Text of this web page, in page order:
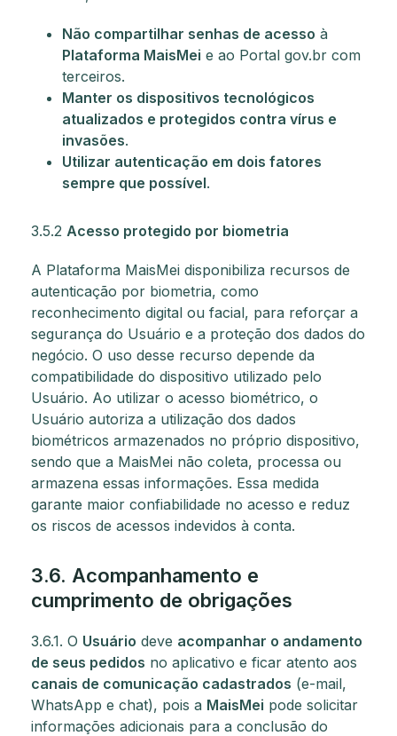
Não compartilhar senhas de acesso à
Plataforma MaisMei e ao Portal gov.br com
terceiros.
Manter os dispositivos tecnológicos
atualizados e protegidos contra vírus e
invasões.
Utilizar autenticação em dois fatores
sempre que possível.
3.5.2 Acesso protegido por biometria
A Plataforma MaisMei disponibiliza recursos de
autenticação por biometria, como
reconhecimento digital ou facial, para reforçar a
segurança do Usuário e a proteção dos dados do
negócio. O uso desse recurso depende da
compatibilidade do dispositivo utilizado pelo
Usuário. Ao utilizar o acesso biométrico, o
Usuário autoriza a utilização dos dados
biométricos armazenados no próprio dispositivo,
sendo que a MaisMei não coleta, processa ou
armazena essas informações. Essa medida
garante maior confiabilidade no acesso e reduz
os riscos de acessos indevidos à conta.
3.6. Acompanhamento e
cumprimento de obrigações
3.6.1. O Usuário deve acompanhar o andamento
de seus pedidos no aplicativo e ficar atento aos
canais de comunicação cadastrados (e-mail,
WhatsApp e chat), pois a MaisMei pode solicitar
informações adicionais para a conclusão do